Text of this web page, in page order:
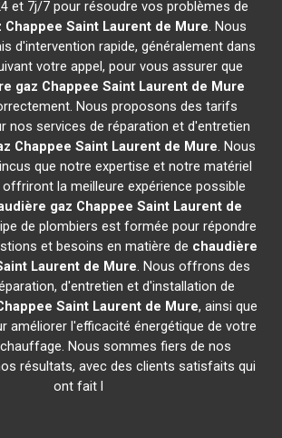
et 7j/7 pour résoudre vos problèmes de
Chappee Saint Laurent de Mure. Nous
d'intervention rapide, généralement dans
votre appel, pour vous assurer que
gaz Chappee Saint Laurent de Mure
Nous proposons des tarifs
nos services de réparation et d'entretien
Chappee Saint Laurent de Mure. Nous
que notre expertise et notre matériel
la meilleure expérience possible
gaz Chappee Saint Laurent de
de plombiers est formée pour répondre
et besoins en matière de chaudière
Laurent de Mure. Nous offrons des
d'entretien et d'installation de
Saint Laurent de Mure, ainsi que
améliorer l'efficacité énergétique de votre
Nous sommes fiers de nos
résultats, avec des clients satisfaits qui
ont fait l